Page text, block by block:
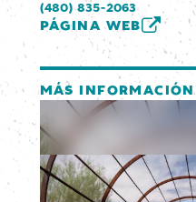
(480) 835-2063
PÁGINA WEB
MÁS INFORMACIÓN